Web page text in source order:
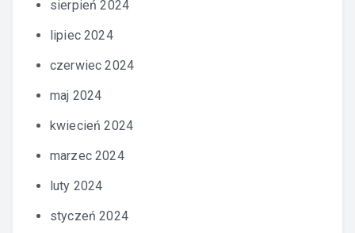
sierpień 2024
lipiec 2024
czerwiec 2024
maj 2024
kwiecień 2024
marzec 2024
luty 2024
styczeń 2024